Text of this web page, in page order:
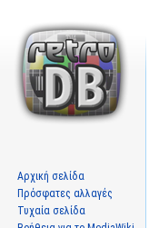
Αρχική σελίδα
Πρόσφατες αλλαγές
Τυχαία σελίδα